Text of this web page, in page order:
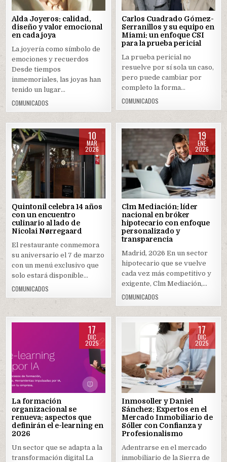
Alda Joyeros: calidad,
diseño y valor emocional
en cada joya
La joyería como símbolo de
emociones y recuerdos
Desde tiempos
inmemoriales, las joyas han
tenido un lugar…
COMUNICADOS
Carlos Cuadrado Gómez-
Serranillos y su equipo en
Miami: un enfoque CSI
para la prueba pericial
La prueba pericial no
resuelve por sí sola un caso,
pero puede cambiar por
completo la forma…
COMUNICADOS
10
MAR
2026
Posted
Quintonil celebra 14 años
con un encuentro
culinario al lado de
Nicolai Nørregaard
El restaurante conmemora
su aniversario el 7 de marzo
con un menú exclusivo que
solo estará disponible…
COMUNICADOS
19
ENE
2026
Posted
in
Clm Mediación: líder
nacional en bróker
hipotecario con enfoque
personalizado y
transparencia
Madrid, 2026 En un sector
hipotecario que se vuelve
cada vez más competitivo y
exigente, Clm Mediación,…
COMUNICADOS
17
DIC
2025
Posted
La formación
organizacional se
renueva: aspectos que
definirán el e-learning en
2026
Un sector que se adapta a la
transformación digital La
17
DIC
2025
Posted
in
Inmosoller y Daniel
Sánchez: Expertos en el
Mercado Inmobiliario de
Sóller con Confianza y
Profesionalismo
Adentrarse en el mercado
inmobiliario de la Sierra de